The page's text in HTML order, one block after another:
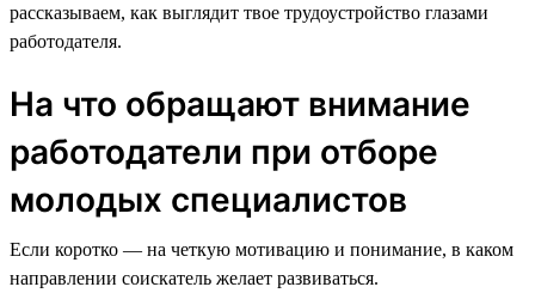
рассказываем, как выглядит твое трудоустройство глазами
работодателя.
На что обращают внимание
работодатели при отборе
молодых специалистов
Если коротко — на четкую мотивацию и понимание, в каком
направлении соискатель желает развиваться.